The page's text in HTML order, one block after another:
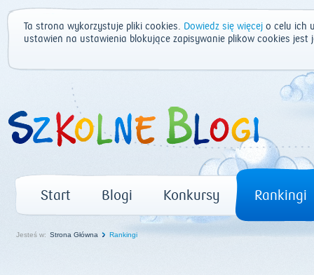
Ta strona wykorzystuje pliki cookies. Dowiedz się więcej o celu ich
ustawień na ustawienia blokujące zapisywanie plików cookies
Start Blogi Konkursy Rankingi
Jesteś w: Strona Główna Rankingi